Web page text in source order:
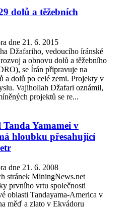
dolů a těžebních
dne 21. 6. 2015
Džafariho, vedoucího íránské
a obnovu dolů a těžebního
se Írán připravuje na
a dolů po celé zemi. Projekty v
Vajihollah Džafari oznámil,
projektů se re...
Yamamei v
hloubku přesahující
dne 21. 6. 2008
stránek MiningNews.net
prvního vrtu společnosti
oblasti Tandayama-America v
měď a zlato v Ekvádoru